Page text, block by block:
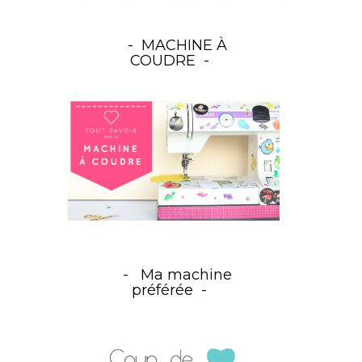
MACHINE À
COUDRE
Ma machine
préférée